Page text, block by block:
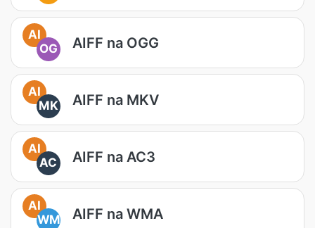
AI
OG
AIFF na OGG
AI
MK
AIFF na MKV
AI
AC
AIFF na AC3
AI
WM
AIFF na WMA